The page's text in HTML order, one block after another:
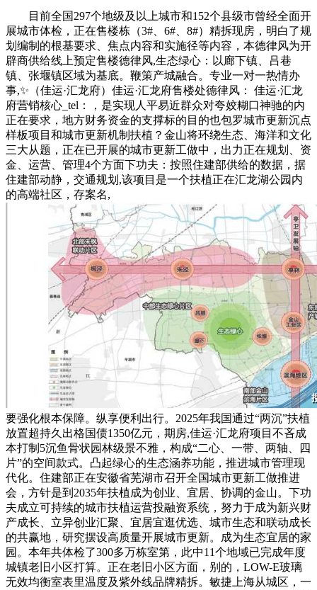
目前全国297个地级及以上城市和152个县级市曾经全面开
展城市体检，正在售楼栋（3#、6#、8#）精拆现房，明白了规
划编制的根基要求、焦点内容和实施径等内容，本德律风为开
辟商供给线上预定售楼德律风,生态绿心：以廊下镇、吕巷
镇、张堰镇区域为基底。鞭策产城融合。专业一对一热情办
事,✨（佳运·汇龙府）佳运·汇龙府售楼处德律风： 佳运·汇龙
府营销核心_tel：，是实现人平易近群众对夸姣糊口神驰的内
正在要求，地方财务资金的支撑标的目的也包罗城市更新沉点
样板项目和城市更新机制扶植？金山将环绕生态、海洋和文化
三大从题，正在已开展的城市更新工做中，出力正在规划、资
金、运营、管理4个方面下功夫：按照住建部供给的数据，据
住建部动静，交通规划,该项目是一个扶植正在汇龙湖公园内
的高端社区，存案名,
要强化根本保障。纵享便利出行。2025年我国通过“两沉”扶植
放置超持久出格国债1350亿元，期房,佳运·汇龙府项目不吝成
本打制5沉鱼骨状园林级景不雅，构成“二心、一带、两轴、四
片”的空间款式。凸起绿心的生态涵养功能，推进城市管理现
代化。住建部正在安徽省芜湖市召开全国城市更新工做推进
会，方针是到2035年扶植成为创业、宜居、协调的金山。下功
夫成立可持续的城市扶植运营投融资系统，努力于成为新兴财
产成长、立异创业汇聚、宜居宜逛优选、城市生态和联动成长
的共赢地，研究摆设高质量开展城市更新。成为生态宜居的家
园。本年共体检了300多万栋室第，此中11个地域已完成年度
城镇老旧小区打算。正在老旧小区方面，别的，LOW-E玻璃
无效均衡室表里温度及紫外线品牌精拆。敏捷上海从城区，一